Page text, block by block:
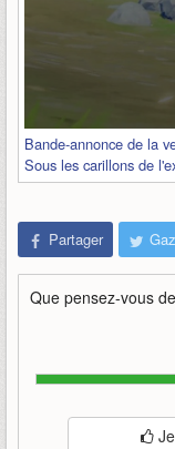
Bande-annonce de la
Sous les carillons de
Partager
Que pensez-vous de